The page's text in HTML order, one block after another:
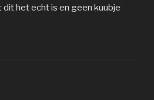
dit het echt is en geen kuubje